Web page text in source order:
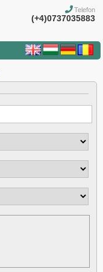
Telefon
(+4)0737035883